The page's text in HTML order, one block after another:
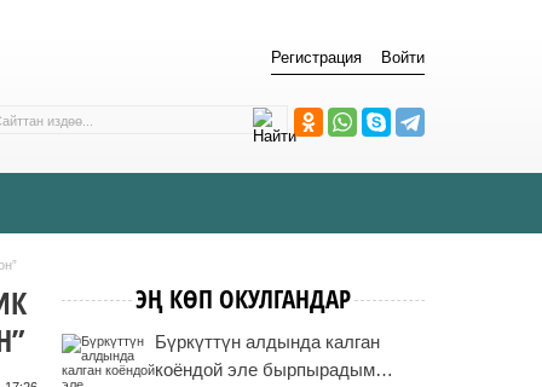
Регистрация Войти
ЭҢ КӨП ОКУЛГАНДАР
Бүркүттүн алдында калган
коёндой эле бырпырадым…